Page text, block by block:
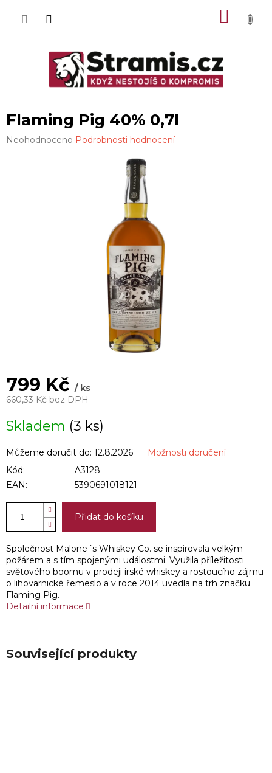
Flaming Pig 40% 0,7l
Průměrné
Neohodnoceno Podrobnosti hodnocení
799 Kč/ ks
660,33 Kč bez DPH
cena:
Skladem (3 ks)
Můžeme doručit do: 12.8.2026
Možnosti doručení
Kód:
A3128
EAN:
5390691018121
Přidat do košíku
Společnost Malone´s Whiskey Co. se inspirovala velkým
požárem a s tím spojenými událostmi. Využila příležitosti
světového boomu v prodeji irské whiskey a rostoucího zájmu
o lihovarnické řemeslo a v roce 2014 uvedla na trh značku
Flaming Pig.
Detailní informace
Související produkty